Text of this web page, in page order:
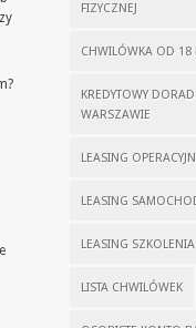
FIZYCZNEJ
CHWILÓWKA OD 18
KREDYTOWY
WARSZAWIE
LEASING
LEASING
LEASING SZKOLENIA
LISTA CHWILÓWEK